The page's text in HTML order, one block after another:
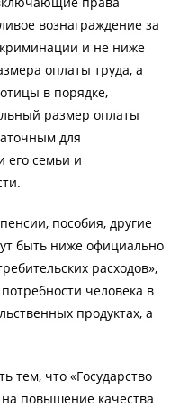
вознаграждение за
и не ниже
оплаты труда, а
в порядке,
размер оплаты
для
его семьи и
пособия, другие
быть ниже официально
расходов»,
человека в
продуктах, а
тем, что «Государство
повышение качества